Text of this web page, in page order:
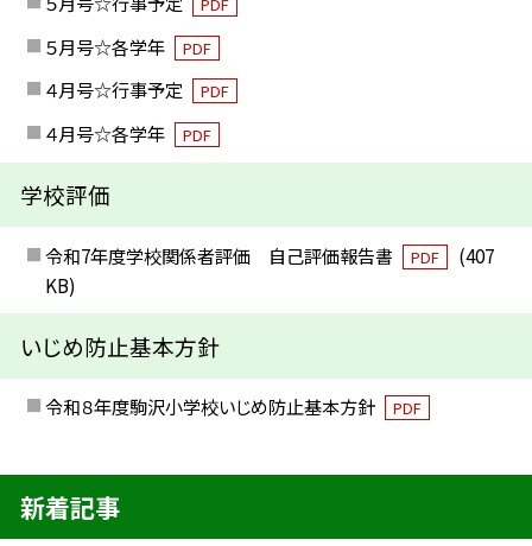
５月号☆各学年 PDF
４月号☆行事予定 PDF
４月号☆各学年 PDF
学校評価
令和7年度学校関係者評価 自己評価報告書 PDF
(407
KB)
いじめ防止基本方針
令和８年度駒沢小学校いじめ防止基本方針 PDF
新着記事